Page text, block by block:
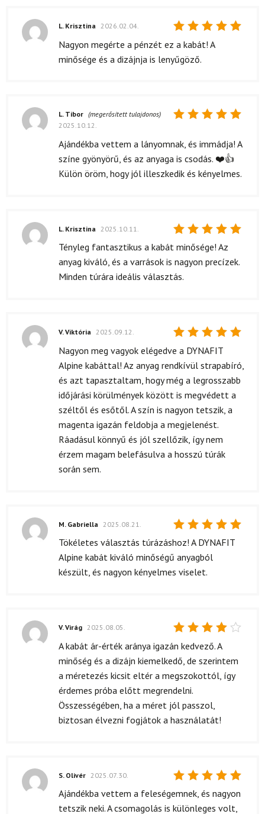
Értékelés:
L. Krisztina 2026.02.04.
Nagyon megérte a pénzét ez a kabát! A
minősége és a dizájnja is lenyűgöző.
5/ 5
L. Tibor (megerősített tulajdonos)
2025.10.12.
Ajándékba vettem a lányomnak, és immádja! A
színe gyönyörű, és az anyaga is csodás. ❤️👍
Külön öröm, hogy jól illeszkedik és kényelmes.
Értékelés:
/ 5
L. Krisztina 2025.10.11.
Tényleg fantasztikus a kabát minősége! Az
anyag kiváló, és a varrások is nagyon precízek.
Minden túrára ideális választás.
Értékelés:
V. Viktória 2025.09.12.
Nagyon meg vagyok elégedve a DYNAFIT
Alpine kabáttal! Az anyag rendkívül strapabíró,
és azt tapasztaltam, hogy még a legrosszabb
időjárási körülmények között is megvédett a
széltől és esőtől. A szín is nagyon tetszik, a
magenta igazán feldobja a megjelenést.
Ráadásul könnyű és jól szellőzik, így nem
érzem magam belefásulva a hosszú túrák
során sem.
Értékelés:
M. Gabriella 2025.08.21.
Tökéletes választás túrázáshoz! A DYNAFIT
Alpine kabát kiváló minőségű anyagból
készült, és nagyon kényelmes viselet.
Értékelés:
V. Virág 2025.08.05.
A kabát ár-érték aránya igazán kedvező. A
minőség és a dizájn kiemelkedő, de szerintem
a méretezés kicsit eltér a megszokottól, így
érdemes próba előtt megrendelni.
Összességében, ha a méret jól passzol,
biztosan élvezni fogjátok a használatát!
Értékelés:
/ 5
S. Olivér 2025.07.30.
Ajándékba vettem a feleségemnek, és nagyon
tetszik neki. A csomagolás is különleges volt,